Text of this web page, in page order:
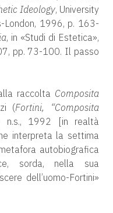
Ideology, University
London, 1996, p. 163-
, in «Studi di Estetica»,
pp. 73-100. Il passo
raccolta Composita
(Fortini, “Composita
n.s., 1992 [in realtà
interpreta la settima
autobiografica
sorda, nella sua
dell’uomo-Fortini»